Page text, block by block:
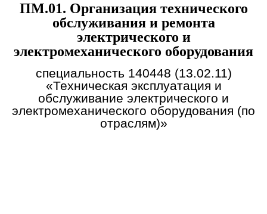
ПМ.01. Организация технического
обслуживания и ремонта
электрического и
электромеханического оборудования
специальность 140448 (13.02.11)
«Техническая эксплуатация и
обслуживание электрического и
электромеханического оборудования (по
отраслям)»